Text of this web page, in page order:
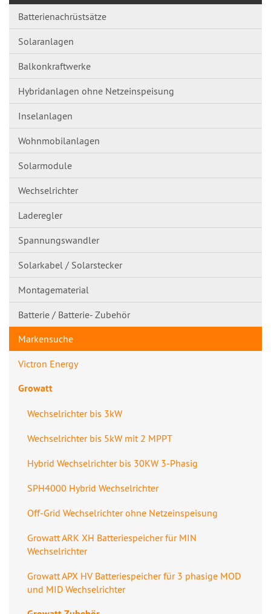
Batterienachrüstsätze
Solaranlagen
Balkonkraftwerke
Hybridanlagen ohne Netzeinspeisung
Inselanlagen
Wohnmobilanlagen
Solarmodule
Wechselrichter
Laderegler
Spannungswandl​er
Solarkabel / Solarstecker
Montagematerial
Batterie / Batterie- Zubehör
Markensuche
Victron Energy
Growatt
Wechselrichter bis 3kW
Wechselrichter bis 5kW mit 2 MPPT
Hybrid Wechselrichter bis 30KW 3-Phasig
SPH4000 Hybrid Wechselrichter
Off-Grid Wechselrichter ohne Netzeinspeisung
Growatt ARK XH Batteriespeicher für MIN
Wechselrichter
Growatt APX HV Batteriespeicher für 3 phasige MOD
und MID Wechselrichter